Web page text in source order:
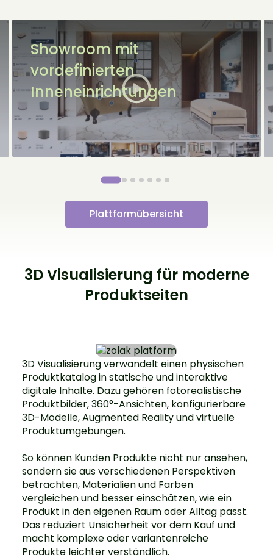
Showroom mit
vordefinierten
Inneneinrichtungen
Plattformübersicht
3D Visualisierung für moderne
Produktseiten
3D Visualisierung verwandelt einen physischen
Produktkatalog in statische und interaktive
digitale Inhalte. Dazu gehören fotorealistische
Produktbilder, 360°-Ansichten, konfigurierbare
3D-Modelle, Augmented Reality und virtuelle
Produktumgebungen.
So können Kunden Produkte nicht nur ansehen,
sondern sie aus verschiedenen Perspektiven
betrachten, Materialien und Farben
vergleichen und besser einschätzen, wie ein
Produkt in den eigenen Raum oder Alltag passt.
Das reduziert Unsicherheit vor dem Kauf und
macht komplexe oder variantenreiche
Produkte leichter verständlich.